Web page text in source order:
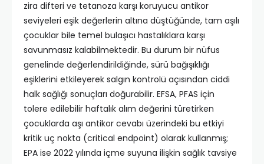
zira difteri ve tetanoza karşı koruyucu antikor
seviyeleri eşik değerlerin altına düştüğünde, tam aşılı
çocuklar bile temel bulaşıcı hastalıklara karşı
savunmasız kalabilmektedir. Bu durum bir nüfus
genelinde değerlendirildiğinde, sürü bağışıklığı
eşiklerini etkileyerek salgın kontrolü açısından ciddi
halk sağlığı sonuçları doğurabilir. EFSA, PFAS için
tolere edilebilir haftalık alım değerini türetirken
çocuklarda aşı antikor cevabı üzerindeki bu etkiyi
kritik uç nokta (critical endpoint) olarak kullanmış;
EPA ise 2022 yılında içme suyuna ilişkin sağlık tavsiye